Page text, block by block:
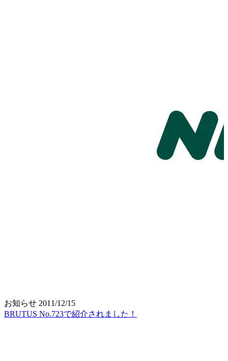
お知らせ 2011/12/15
BRUTUS No.723で紹介されました！